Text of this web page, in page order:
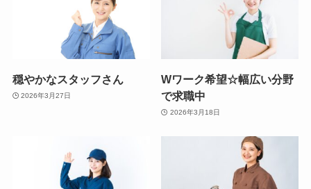
穏やかなスタッフさん
2026年3月27日
Wワーク希望☆幅広い分野
で求職中
2026年3月18日